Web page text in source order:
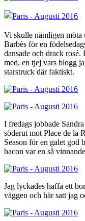
Vi skulle nämligen möta
Barbès för en
dansade och drack rosé.
med, en tjej vars blogg
starstruck där faktiskt.
I fredags jobbade
söderut mot Place de la
Season för en galet god
bacon var en så
Jag lyckades haffa ett
väggen och här satt jag